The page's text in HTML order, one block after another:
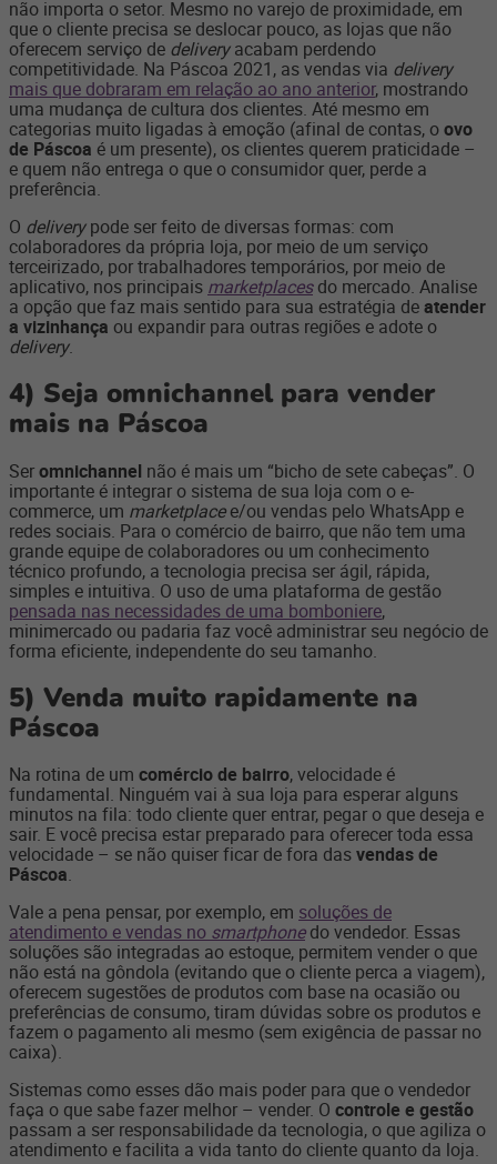
não importa o setor. Mesmo no varejo de proximidade, em
que o cliente precisa se deslocar pouco, as lojas que não
oferecem serviço de deliveryacabam perdendo
competitividade. Na Páscoa 2021, as vendas via delivery
mais que dobraram em relação ao ano anterior, mostrando
uma mudança de cultura dos clientes. Até mesmo em
categorias muito ligadas à emoção (afinal de contas, oovo
de Páscoa é um presente), os clientes querem praticidade –
e quem não entrega o que o consumidor quer, perde a
preferência.
O deliverypode ser feito de diversas formas: com
colaboradores da própria loja, por meio de um serviço
terceirizado, por trabalhadores temporários, por meio de
aplicativo, nos principais marketplacesdo mercado. Analise
a opção que faz mais sentido para sua estratégia deatender
a vizinhança ou expandir para outras regiões e adote o
delivery.
4) Seja omnichannel para vender
mais na Páscoa
Seromnichannel não é mais um “bicho de sete cabeças”. O
importante é integrar o sistema de sua loja com o e-
commerce, um marketplacee/ou vendas pelo WhatsApp e
redes sociais. Para o comércio de bairro, que não tem uma
grande equipe de colaboradores ou um conhecimento
técnico profundo, a tecnologia precisa ser ágil, rápida,
simples e intuitiva. O uso de uma plataforma de gestão
pensada nas necessidades de uma bomboniere,
minimercado ou padaria faz você administrar seu negócio de
forma eficiente, independente do seu tamanho.
5) Venda muito rapidamente na
Páscoa
Na rotina de um comércio de bairro, velocidade é
fundamental. Ninguém vai à sua loja para esperar alguns
minutos na fila: todo cliente quer entrar, pegar o que deseja e
sair. E você precisa estar preparado para oferecer toda essa
velocidade – se não quiser ficar de fora dasvendas de
Páscoa.
Vale a pena pensar, por exemplo, em soluções de
atendimento e vendas no smartphonedo vendedor. Essas
soluções são integradas ao estoque, permitem vender o que
não está na gôndola (evitando que o cliente perca a viagem),
oferecem sugestões de produtos com base na ocasião ou
preferências de consumo, tiram dúvidas sobre os produtos e
fazem o pagamento ali mesmo (sem exigência de passar no
caixa).
Sistemas como esses dão mais poder para que o vendedor
faça o que sabe fazer melhor – vender. O controle e gestão
passam a ser responsabilidade da tecnologia, o que agiliza o
atendimento e facilita a vida tanto do cliente quanto da loja.